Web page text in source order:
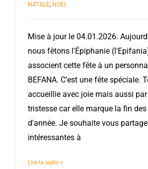
NATALE, NOEL
Mise à jour le 04.01.2026.
nous fêtons l'Épiphanie
associent cette fête à un
BEFANA. C’est une fête spéciale.
accueillie avec joie mais aussi
tristesse car elle marque la fin
d'année. Je souhaite vous
intéressantes à
Lire la suite